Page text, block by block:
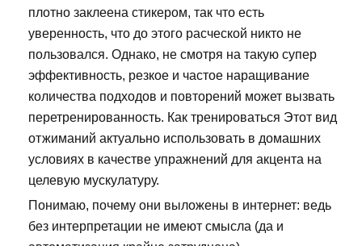
плотно заклеена стикером, так что есть
уверенность, что до этого расческой никто не
пользовался. Однако, не смотря на такую супер
эффективность, резкое и частое наращивание
количества подходов и повторений может вызвать
перетренированность. Как тренироваться Этот вид
отжиманий актуально использовать в домашних
условиях в качестве упражнений для акцента на
целевую мускулатуру.
Понимаю, почему они выложены в интернет: ведь
без интерпретации не имеют смысла (да и